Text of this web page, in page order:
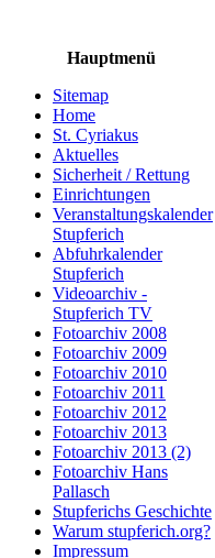
Hauptmenü
Sitemap
Home
St. Cyriakus
Aktuelles
Sicherheit / Rettung
Einrichtungen
Veranstaltungskalender
Stupferich
Abfuhrkalender
Stupferich
Videoarchiv -
Stupferich TV
Fotoarchiv 2008
Fotoarchiv 2009
Fotoarchiv 2010
Fotoarchiv 2011
Fotoarchiv 2012
Fotoarchiv 2013
Fotoarchiv 2013 (2)
Fotoarchiv Hans
Pallasch
Stupferichs Geschichte
Warum stupferich.org?
Impressum